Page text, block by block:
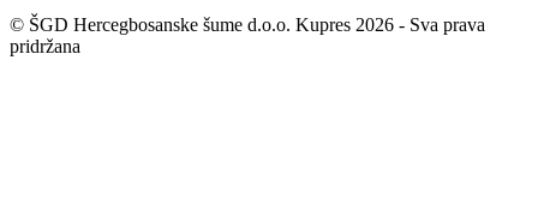
© ŠGD Hercegbosanske šume d.o.o. Kupres 2026 - Sva prava
pridržana